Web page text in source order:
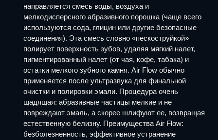
направляется смесь воды, воздуха и
мелкодисперсного абразивного порошка (чаще всего
используются сода, глицин или другие безопасные
соединения). Эта смесь словно «пескоструйкой»
полирует поверхность зубов, удаляя мягкий налет,
пигментированный налет (от чая, кофе, табака) и
остатки мелкого зубного камня. Air Flow обычно
применяется после ультразвука для финальной
очистки и полировки эмали. Процедура очень
щадящая: абразивные частицы мелкие и не
повреждают эмаль, а скорее шлифуют ее, возвращая
естественную белизну. Преимущества Air Flow:
безболезненность, эффективное устранение